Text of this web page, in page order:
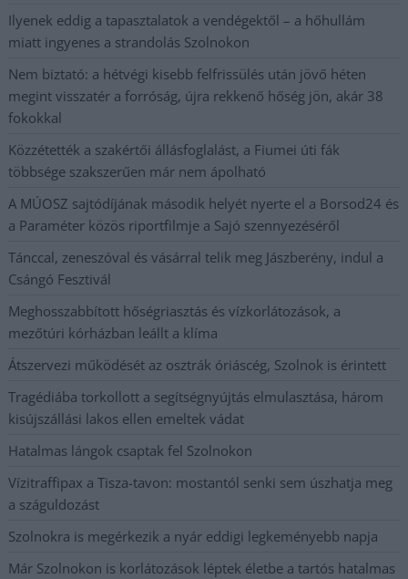
Ilyenek eddig a tapasztalatok a vendégektől – a hőhullám
miatt ingyenes a strandolás Szolnokon
Nem biztató: a hétvégi kisebb felfrissülés után jövő héten
megint visszatér a forróság, újra rekkenő hőség jön, akár 38
fokokkal
Közzétették a szakértői állásfoglalást, a Fiumei úti fák
többsége szakszerűen már nem ápolható
A MÚOSZ sajtódíjának második helyét nyerte el a Borsod24 és
a Paraméter közös riportfilmje a Sajó szennyezéséről
Tánccal, zeneszóval és vásárral telik meg Jászberény, indul a
Csángó Fesztivál
Meghosszabbított hőségriasztás és vízkorlátozások, a
mezőtúri kórházban leállt a klíma
Átszervezi működését az osztrák óriáscég, Szolnok is érintett
Tragédiába torkollott a segítségnyújtás elmulasztása, három
kisújszállási lakos ellen emeltek vádat
Hatalmas lángok csaptak fel Szolnokon
Vízitraffipax a Tisza-tavon: mostantól senki sem úszhatja meg
a száguldozást
Szolnokra is megérkezik a nyár eddigi legkeményebb napja
Már Szolnokon is korlátozások léptek életbe a tartós hatalmas